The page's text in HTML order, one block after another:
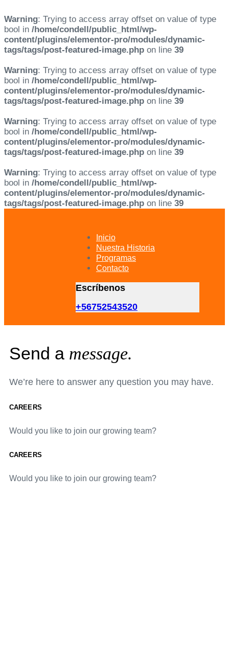
Warning: Trying to access array offset on value of type
bool in /home/condell/public_html/wp-
content/plugins/elementor-pro/modules/dynamic-
tags/tags/post-featured-image.php on line 39
Warning: Trying to access array offset on value of type
bool in /home/condell/public_html/wp-
content/plugins/elementor-pro/modules/dynamic-
tags/tags/post-featured-image.php on line 39
Warning: Trying to access array offset on value of type
bool in /home/condell/public_html/wp-
content/plugins/elementor-pro/modules/dynamic-
tags/tags/post-featured-image.php on line 39
Warning: Trying to access array offset on value of type
bool in /home/condell/public_html/wp-
content/plugins/elementor-pro/modules/dynamic-
tags/tags/post-featured-image.php on line 39
Inicio
Nuestra Historia
Programas
Contacto
Escríbenos
+56752543520
Send a message.
We’re here to answer any question you may have.
CAREERS
Would you like to join our growing team?
CAREERS
Would you like to join our growing team?